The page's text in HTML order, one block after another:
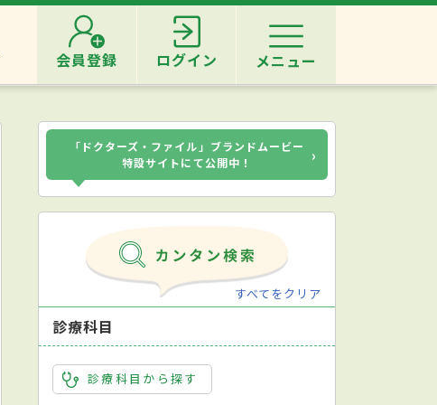
会員登録 ログイン メニュー
「ドクターズ・ファイル」ブランドムービー
特設サイトにて公開中！
›
すべてをクリア
診療科目
診療科目から探す